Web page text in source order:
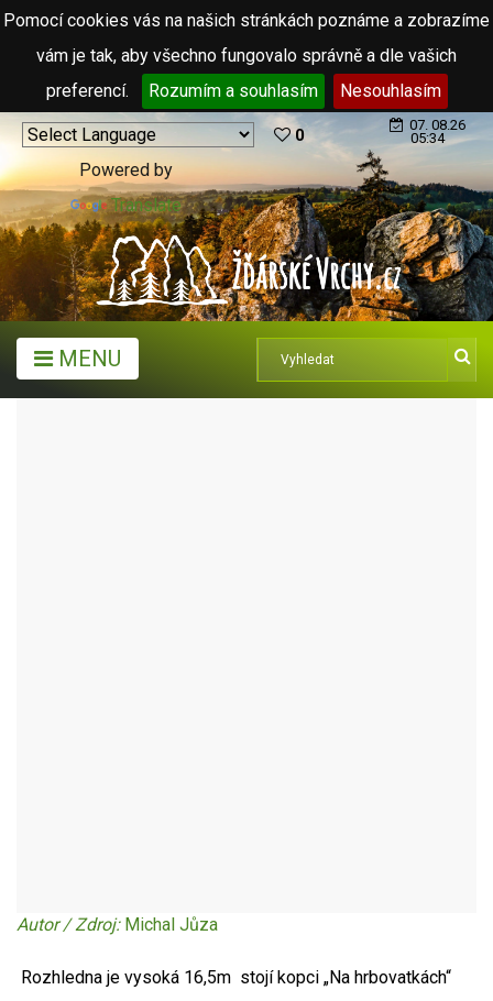
Pomocí cookies vás na našich stránkách poznáme a zobrazíme
vám je tak, aby všechno fungovalo správně a dle vašich
preferencí.
Rozumím a souhlasím Nesouhlasím
Powered by
Translate
0
07. 08.26
05:34
MENU
Autor / Zdroj: Michal Jůza
Rozhledna je vysoká 16,5m stojí kopci „Na hrbovatkách“